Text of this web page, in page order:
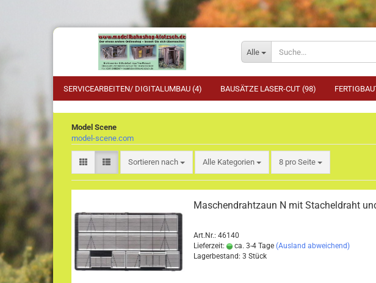
Alle
SERVICEARBEITEN/ DIGITALUMBAU (4) BAUSÄTZE LASER-CUT (98)
Model Scene
model-scene.com
Sortieren nach
Sortieren nach Alle Kategorien 8 pro Seite
pro Seite
Maschendrahtzaun N mit Stacheldraht
Art.Nr.: 46140
Lieferzeit:
ca. 3-4 Tage (Ausland abweichend)
Lagerbestand: 3 Stück